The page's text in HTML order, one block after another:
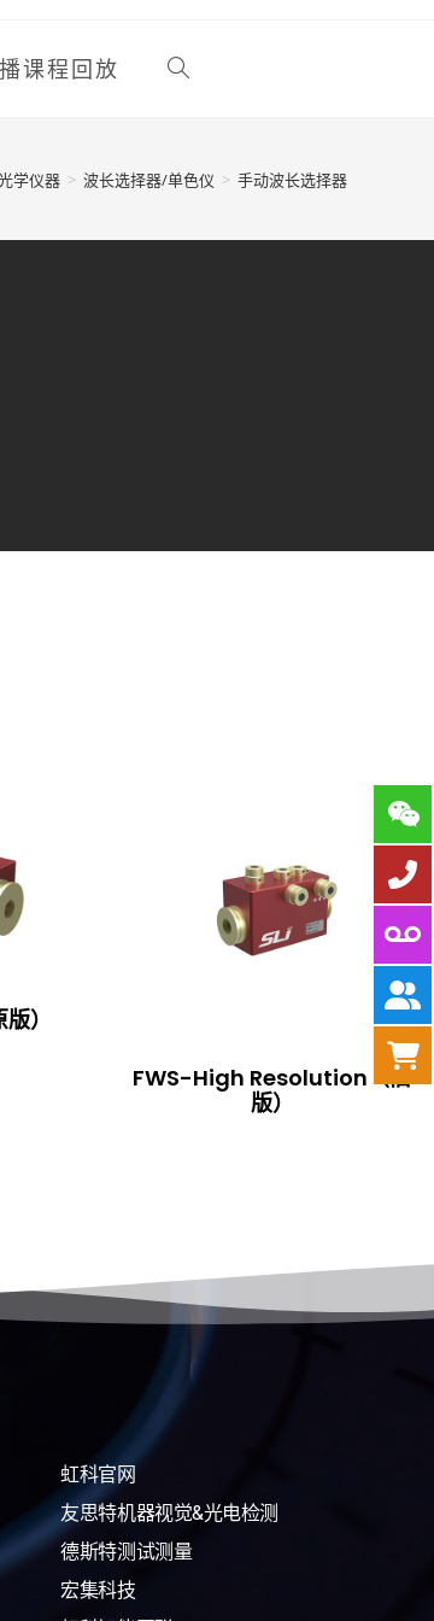
课程回放
学仪器 > 波长选择器/单色仪 > 手动波长选择器
）
FWS-High Resolution（旧
版）
虹科官网
友思特机器视觉&光电检测
德斯特测试测量
宏集科技